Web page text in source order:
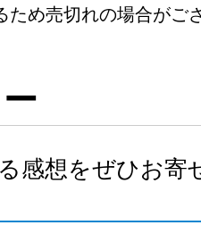
ため売切れの場合がご
感想をぜひお寄